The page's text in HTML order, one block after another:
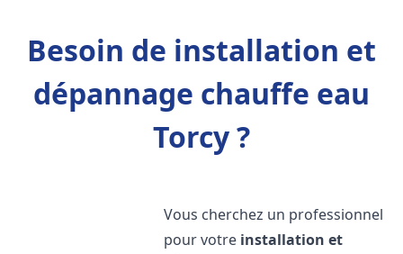
Besoin de installation et
dépannage chauffe eau
Torcy ?
Vous cherchez un professionnel
pour votre installation et